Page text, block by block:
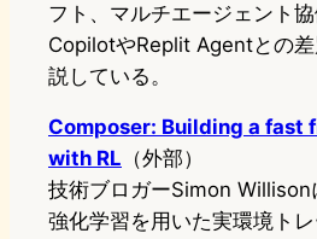
フト、マルチエージェント
CopilotやReplit Agentとの
説している。
Composer: Building a fast
with RL （外部）
技術ブロガーSimon Willison
強化学習を用いた実環境ト